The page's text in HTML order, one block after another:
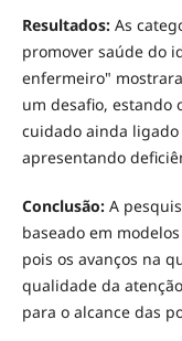
Resultados:As
promover saúde do
enfermeiro"
um desafio, estando
cuidado ainda
apresentando
Conclusão:A
baseado em
pois os avanços na
qualidade da
para o alcance das